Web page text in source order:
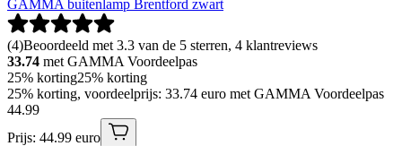
GAMMA buitenlamp Brentford zwart
(4)Beoordeeld met 3.3 van de 5 sterren, 4 klantreviews
33.74 met GAMMA Voordeelpas
25% korting25% korting
25% korting, voordeelprijs: 33.74 euro met GAMMA Voordeelpas
44.99
Prijs: 44.99 euro